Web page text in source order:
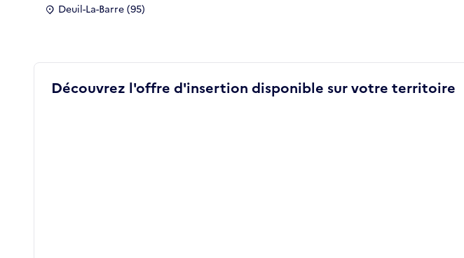
Deuil-La-Barre (95)
Découvrez l'offre d'insertion disponible sur votre territoire